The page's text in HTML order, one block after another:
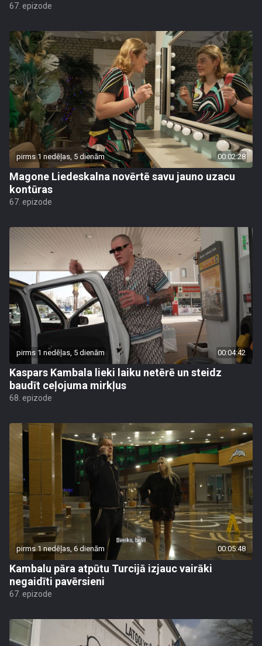
67. epizode
pirms 1 nedēļas, 5 dienām 00:02:28
Magone Liedeskalna novērtē savu jauno uzacu
kontūras
67. epizode
pirms 1 nedēļas, 5 dienām 00:04:42
Kaspars Kambala lieki laiku netērē un steidz
baudīt ceļojuma mirkļus
68. epizode
pirms 1 nedēļas, 6 dienām 00:05:48
Kambalu pāra atpūtu Turcijā izjauc vairāki
negaidīti pavērsieni
67. epizode